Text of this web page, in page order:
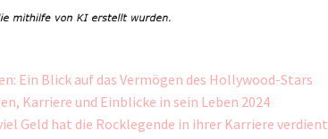
Ein Blick auf das Vermögen des Hollywood-Stars
Karriere und Einblicke in sein Leben 2024
Geld hat die Rocklegende in ihrer Karriere verdient